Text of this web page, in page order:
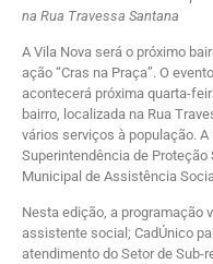
na Rua Travessa Santana
A Vila Nova será o próximo
ação “Cras na Praça”. O
acontecerá próxima quarta-
bairro, localizada na Rua
vários serviços à população.
Superintendência de
Municipal de Assistência
Nesta edição, a programação
assistente social; CadÚnico
atendimento do Setor de Sub-